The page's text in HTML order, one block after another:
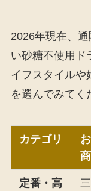
2026年現在、
い砂糖不使用ド
イフスタイルや
を選んでみてく
カテゴリ
定番・高